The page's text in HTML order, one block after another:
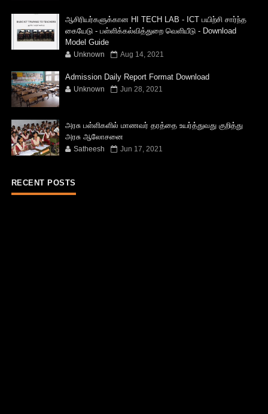
ஆசிரியர்களுக்கான HI TECH LAB - ICT பயிற்சி சார்ந்த
கையேடு - பள்ளிக்கல்வித்துறை வெளியீடு - Download
Model Guide
Unknown Aug 14, 2021
Admission Daily Report Format Download
Unknown Jun 28, 2021
அரசு பள்ளிகளில் மாணவர் தரத்தை உயர்த்துவது குறித்து
அரசு ஆலோசனை
Satheesh Jun 17, 2021
RECENT POSTS